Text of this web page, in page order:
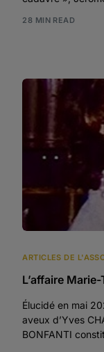
28 MIN READ
ARTICLES DE
L’affaire
Élucidé en mai
aveux d’Yves
BONFANTI